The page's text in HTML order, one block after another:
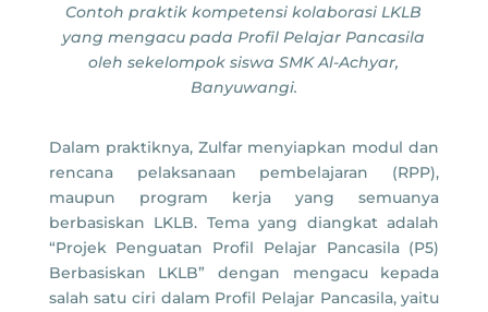
Contoh praktik kompetensi kolaborasi LKLB
yang mengacu pada Profil Pelajar Pancasila
oleh sekelompok siswa SMK Al-Achyar,
Banyuwangi.
Dalam praktiknya, Zulfar menyiapkan modul dan
rencana pelaksanaan pembelajaran (RPP),
maupun program kerja yang semuanya
berbasiskan LKLB. Tema yang diangkat adalah
“Projek Penguatan Profil Pelajar Pancasila (P5)
Berbasiskan LKLB” dengan mengacu kepada
salah satu ciri dalam Profil Pelajar Pancasila, yaitu